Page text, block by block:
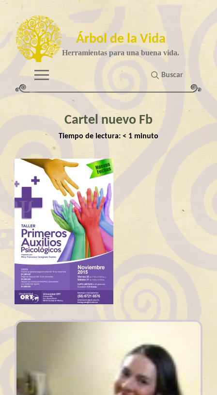
Árbol de la Vida
Herramientas para una buena vida.
Buscar
Cartel nuevo Fb
Tiempo de lectura: < 1 minuto